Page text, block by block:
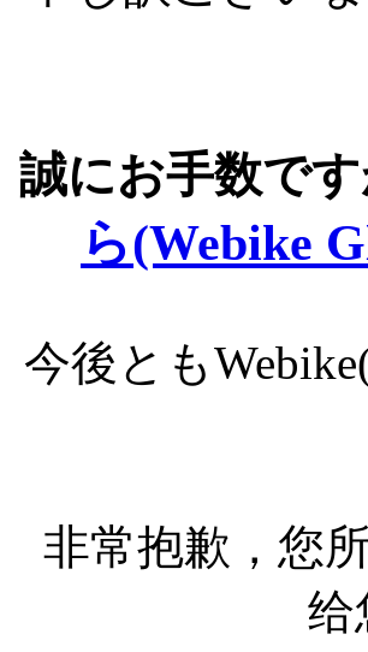
誠にお手数で
ら(Webike
今後とも
非常抱歉，您
给